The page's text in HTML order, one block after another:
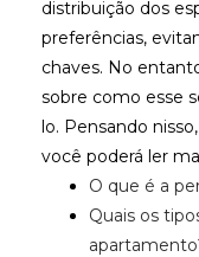
distribuição dos
preferências,
chaves. No
sobre como esse
lo. Pensando
você poderá ler
O que é a
Quais os